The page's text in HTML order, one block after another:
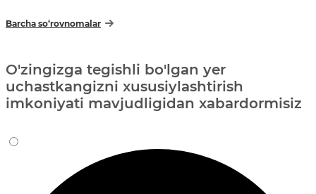
Barcha so‘rovnomalar
O'zingizga tegishli bo'lgan yer
uchastkangizni xususiylashtirish
imkoniyati mavjudligidan xabardormisiz